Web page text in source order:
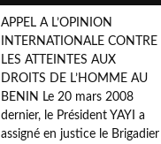
APPEL A L’OPINION
INTERNATIONALE CONTRE
LES ATTEINTES AUX
DROITS DE L’HOMME AU
BENIN Le 20 mars 2008
dernier, le Président YAYI a
assigné en justice le Brigadier